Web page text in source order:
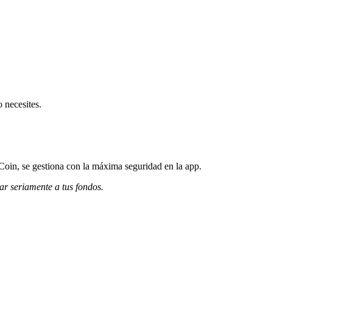
se gestiona con la máxima seguridad en la app.
seriamente a tus fondos.